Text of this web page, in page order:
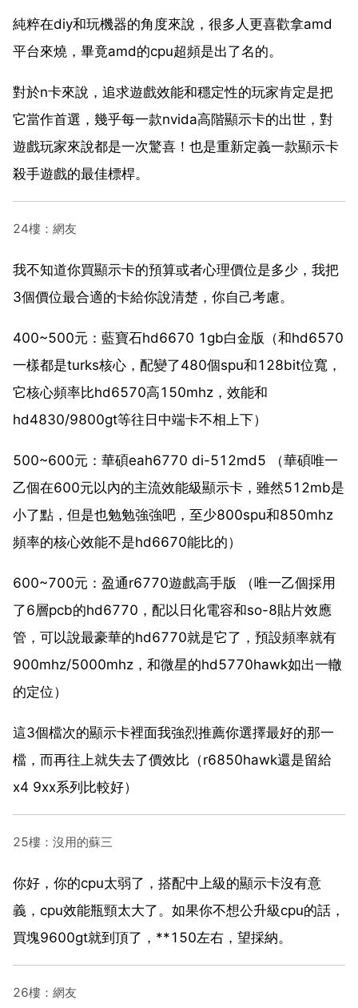
純粹在diy和玩機器的角度來說，很多人更喜歡拿amd
平台來燒，畢竟amd的cpu超頻是出了名的。
對於n卡來說，追求遊戲效能和穩定性的玩家肯定是把
它當作首選，幾乎每一款nvida高階顯示卡的出世，對
遊戲玩家來說都是一次驚喜！也是重新定義一款顯示卡
殺手遊戲的最佳標桿。
24樓：網友
我不知道你買顯示卡的預算或者心理價位是多少，我把
3個價位最合適的卡給你說清楚，你自己考慮。
400~500元：藍寶石hd6670 1gb白金版（和hd6570
一樣都是turks核心，配變了480個spu和128bit位寬，
它核心頻率比hd6570高150mhz，效能和
hd4830/9800gt等往日中端卡不相上下）
500~600元：華碩eah6770 di-512md5 （華碩唯一
乙個在600元以內的主流效能級顯示卡，雖然512mb是
小了點，但是也勉勉強強吧，至少800spu和850mhz
頻率的核心效能不是hd6670能比的）
600~700元：盈通r6770遊戲高手版 （唯一乙個採用
了6層pcb的hd6770，配以日化電容和so-8貼片效應
管，可以說最豪華的hd6770就是它了，預設頻率就有
900mhz/5000mhz，和微星的hd5770hawk如出一轍
的定位）
這3個檔次的顯示卡裡面我強烈推薦你選擇最好的那一
檔，而再往上就失去了價效比（r6850hawk還是留給
x4 9xx系列比較好）
25樓：沒用的蘇三
你好，你的cpu太弱了，搭配中上級的顯示卡沒有意
義，cpu效能瓶頸太大了。如果你不想公升級cpu的話，
買塊9600gt就到頂了，**150左右，望採納。
26樓：網友